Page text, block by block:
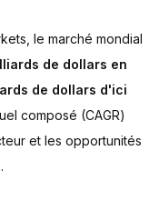
le marché mondial
de dollars en
de dollars d'ici
composé (CAGR)
et les opportunités